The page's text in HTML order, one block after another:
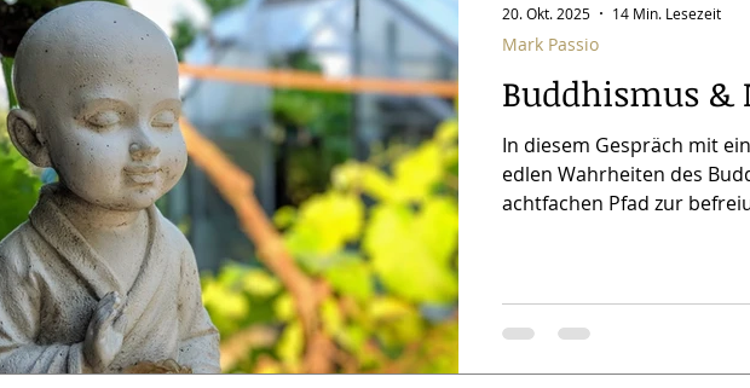
Buddhismus &
In diesem Gespräch mit
edlen Wahrheiten des
achtfachen Pfad zur
ein "rechtes Leben", das
Konzepte entsteht,
Mark Passio
20. Okt. 2025 14 Min. Lesezeit